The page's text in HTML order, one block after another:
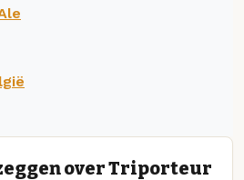
over Triporteur